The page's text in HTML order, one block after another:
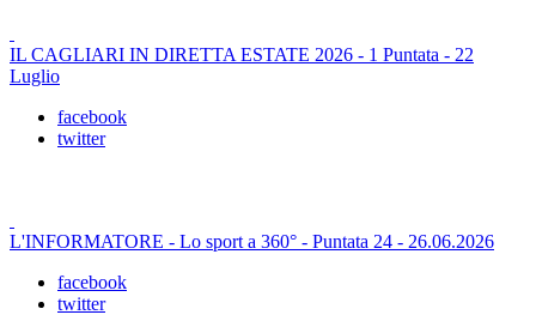
IL CAGLIARI IN DIRETTA ESTATE 2026 - 1 Puntata - 22
Luglio
facebook
twitter
L'INFORMATORE - Lo sport a 360° - Puntata 24 - 26.06.2026
facebook
twitter